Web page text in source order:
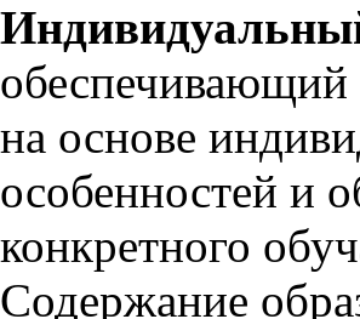
обеспечивающий
на основе
особенностей и
конкретного
Содержание